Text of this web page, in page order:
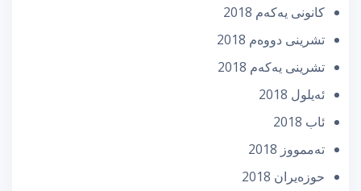
كانونی یه‌كه‌م 2018
تشرینی دووه‌م 2018
تشرینی یه‌كه‌م 2018
ئه‌یلول 2018
ئاب 2018
تەممووز 2018
حوزه‌یران 2018